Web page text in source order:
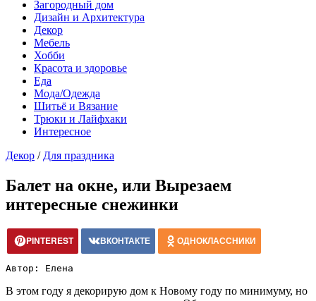
Загородный дом
Дизайн и Архитектура
Декор
Мебель
Хобби
Красота и здоровье
Еда
Мода/Одежда
Шитьё и Вязание
Трюки и Лайфхаки
Интересное
Декор / Для праздника
Балет на окне, или Вырезаем
интересные снежинки
PINTEREST ВКОНТАКТЕ ОДНОКЛАССНИКИ
Автор: Елена
В этом году я декорирую дом к Новому году по минимуму, но